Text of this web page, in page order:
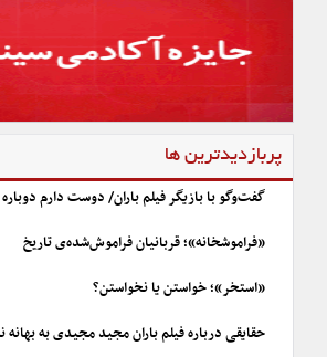
پربازدیدترین ها
گفت‌وگو با بازیگر فیلم باران/ دوست دارم
«فراموشخانه»؛ قربانیان فراموش‌شده‌ی تاریخ
«استخر»؛ خواستن یا نخواستن؟
حقایقی درباره فیلم باران مجید مجیدی به بهانه